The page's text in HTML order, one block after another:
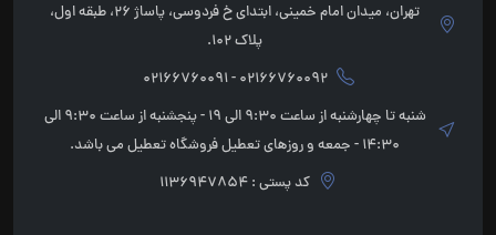
تهران، میدان امام خمینی، ابتدای خ فردوسی، پاساژ 26، طبقه اول،
پلاک 102.
02166760092 - 02166760091
شنبه تا چهارشنبه از ساعت 9:30 الی 19 - پنجشنبه از ساعت 9:30 الی
14:30 - جمعه و روزهای تعطیل فروشگاه تعطیل می باشد.
کد پستی : 1136947854